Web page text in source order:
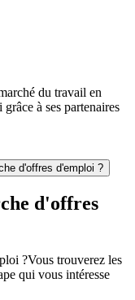
du travail en
à ses partenaires
d'offres d'emploi ?
d'offres
?Vous trouverez les
qui vous intéresse